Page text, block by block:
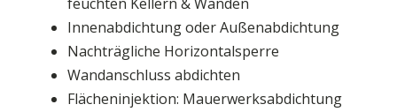
Innenabdichtung oder Außenabdichtung
Nachträgliche Horizontalsperre
Wandanschluss abdichten
Flächeninjektion: Mauerwerksabdichtung